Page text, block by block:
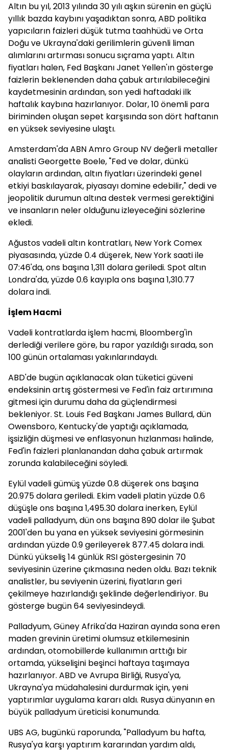
Altın bu yıl, 2013 yılında 30 yılı aşkın sürenin en güçlü
yıllık bazda kaybını yaşadıktan sonra, ABD politika
yapıcıların faizleri düşük tutma taahhüdü ve Orta
Doğu ve Ukrayna'daki gerilimlerin güvenli liman
alımlarını artırması sonucu sıçrama yaptı. Altın
fiyatları halen, Fed Başkanı Janet Yellen'ın gösterge
faizlerin beklenenden daha çabuk artırılabileceğini
kaydetmesinin ardından, son yedi haftadaki ilk
haftalık kaybına hazırlanıyor. Dolar, 10 önemli para
biriminden oluşan sepet karşısında son dört haftanın
en yüksek seviyesine ulaştı.
Amsterdam'da ABN Amro Group NV değerli metaller
analisti Georgette Boele, "Fed ve dolar, dünkü
olayların ardından, altın fiyatları üzerindeki genel
etkiyi baskılayarak, piyasayı domine edebilir," dedi ve
jeopolitik durumun altına destek vermesi gerektiğini
ve insanların neler olduğunu izleyeceğini sözlerine
ekledi.
Ağustos vadeli altın kontratları, New York Comex
piyasasında, yüzde 0.4 düşerek, New York saati ile
07:46'da, ons başına 1,311 dolara geriledi. Spot altın
Londra'da, yüzde 0.6 kayıpla ons başına 1,310.77
dolara indi.
İşlem Hacmi
Vadeli kontratlarda işlem hacmi, Bloomberg'in
derlediği verilere göre, bu rapor yazıldığı sırada, son
100 günün ortalaması yakınlarındaydı.
ABD'de bugün açıklanacak olan tüketici güveni
endeksinin artış göstermesi ve Fed'in faiz artırımına
gitmesi için durumu daha da güçlendirmesi
bekleniyor. St. Louis Fed Başkanı James Bullard, dün
Owensboro, Kentucky'de yaptığı açıklamada,
işsizliğin düşmesi ve enflasyonun hızlanması halinde,
Fed'in faizleri planlanandan daha çabuk artırmak
zorunda kalabileceğini söyledi.
Eylül vadeli gümüş yüzde 0.8 düşerek ons başına
20.975 dolara geriledi. Ekim vadeli platin yüzde 0.6
düşüşle ons başına 1,495.30 dolara inerken, Eylül
vadeli palladyum, dün ons başına 890 dolar ile Şubat
2001'den bu yana en yüksek seviyesini görmesinin
ardından yüzde 0.9 gerileyerek 877.45 dolara indi.
Dünkü yükseliş 14 günlük RSI göstergesinin 70
seviyesinin üzerine çıkmasına neden oldu. Bazı teknik
analistler, bu seviyenin üzerini, fiyatların geri
çekilmeye hazırlandığı şeklinde değerlendiriyor. Bu
gösterge bugün 64 seviyesindeydi.
Palladyum, Güney Afrika'da Haziran ayında sona eren
maden grevinin üretimi olumsuz etkilemesinin
ardından, otomobillerde kullanımın arttığı bir
ortamda, yükselişini beşinci haftaya taşımaya
hazırlanıyor. ABD ve Avrupa Birliği, Rusya'ya,
Ukrayna'ya müdahalesini durdurmak için, yeni
yaptırımlar uygulama kararı aldı. Rusya dünyanın en
büyük palladyum üreticisi konumunda.
UBS AG, bugünkü raporunda, "Palladyum bu hafta,
Rusya'ya karşı yaptırım kararından yardım aldı,